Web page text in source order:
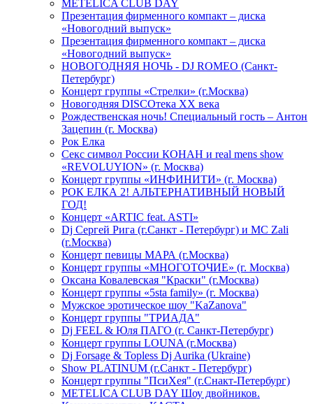
METELICA CLUB DAY
Презентация фирменного компакт – диска
«Новогодний выпуск»
Презентация фирменного компакт – диска
«Новогодний выпуск»
НОВОГОДНЯЯ НОЧЬ - DJ ROMEO (Санкт-
Петербург)
Концерт группы «Стрелки» (г.Москва)
Новогодняя DISCOтека ХХ века
Рождественская ночь! Специальный гость – Антон
Зацепин (г. Москва)
Рок Елка
Секс символ России КОНАН и real mens show
«REVOLUYION» (г. Москва)
Концерт группы «ИНФИНИТИ» (г. Москва)
РОК ЕЛКА 2! АЛЬТЕРНАТИВНЫЙ НОВЫЙ
ГОД!
Концерт «ARTIC feat. ASTI»
Dj Сергей Рига (г.Санкт - Петербург) и MC Zali
(г.Москва)
Концерт певицы МАРА (г.Москва)
Концерт группы «МНОГОТОЧИЕ» (г. Москва)
Оксана Ковалевская "Краски" (г.Москва)
Концерт группы «5sta family» (г. Москва)
Мужское эротическое шоу "KaZanova"
Концерт группы "ТРИАДА"
Dj FEEL & Юля ПАГО (г. Санкт-Петербург)
Концерт группы LOUNA (г.Москва)
Dj Forsage & Topless Dj Aurika (Ukraine)
Show PLATINUM (г.Санкт - Петербург)
Концерт группы "ПсиХея" (г.Снакт-Петербург)
METELICA CLUB DAY Шоу двойников.